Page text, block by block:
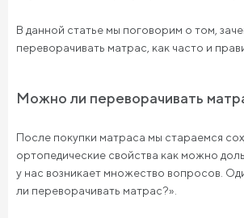
В данной статье мы поговорим о том,
переворачивать матрас, как часто и
Можно ли переворачивать
После покупки матраса мы стараемся
ортопедические свойства как можно
у нас возникает множество вопросов.
ли переворачивать матрас?».